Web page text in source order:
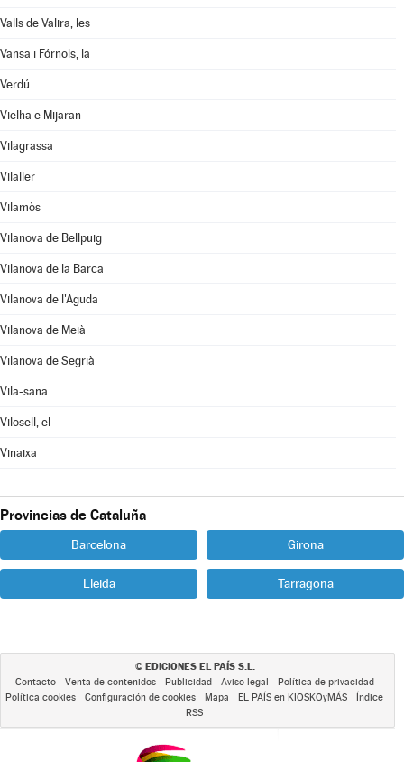
Valls de Valira, les
Vansa i Fórnols, la
Verdú
Vielha e Mijaran
Vilagrassa
Vilaller
Vilamòs
Vilanova de Bellpuig
Vilanova de la Barca
Vilanova de l'Aguda
Vilanova de Meià
Vilanova de Segrià
Vila-sana
Vilosell, el
Vinaixa
Provincias de Cataluña
Barcelona Girona
Lleida Tarragona
© EDICIONES EL PAÍS S.L.
Contacto Venta de contenidos Publicidad Aviso legal
Política de privacidad
Política cookies
Configuración de cookies Mapa EL PAÍS en KIOSKOyMÁS
Índice
RSS